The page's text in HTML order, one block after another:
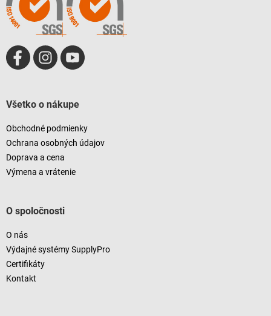
Všetko o nákupe
Obchodné podmienky
Ochrana osobných údajov
Doprava a cena
Výmena a vrátenie
O spoločnosti
O nás
Výdajné systémy SupplyPro
Certifikáty
Kontakt